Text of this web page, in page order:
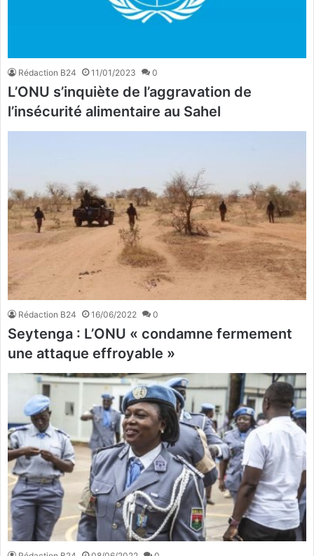
Rédaction B24 11/01/2023 0
L’ONU s’inquiète de l’aggravation de
l’insécurité alimentaire au Sahel
Rédaction B24 16/06/2022 0
Seytenga : L’ONU « condamne fermement
une attaque effroyable »